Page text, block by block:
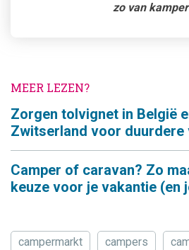
zo van
MEER LEZEN?
Zorgen tolvignet in België
Zwitserland voor duurdere
Camper of caravan? Zo
keuze voor je vakantie (en
campermarkt campers